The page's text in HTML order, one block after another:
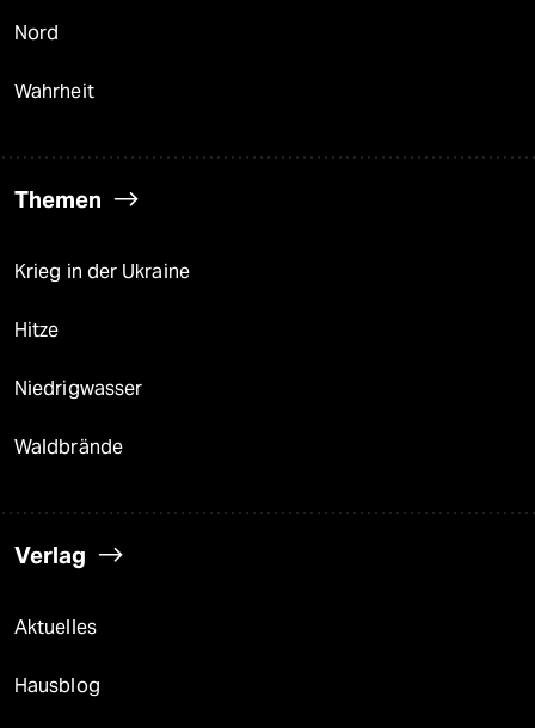
Nord
Wahrheit
Themen
Krieg in der Ukraine
Hitze
Niedrigwasser
Waldbrände
Verlag
Aktuelles
Hausblog